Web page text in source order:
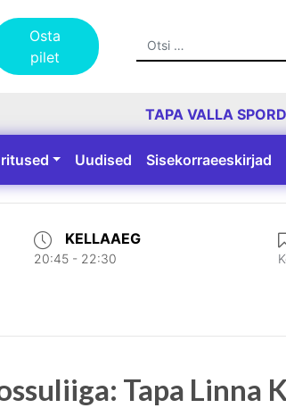
Osta
pilet
Otsing
TAPA VALLA
Uudised Sisekorraeeskirjad
KELLAAEG
20:45 - 22:30
Tapa Linna